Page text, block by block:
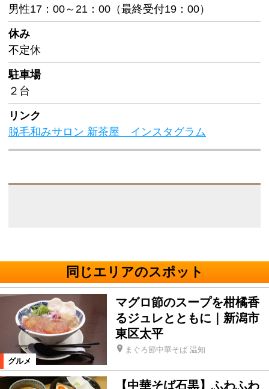
男性17：00～21：00（最終受付19：00）
休み
不定休
駐車場
２台
リンク
脱毛和みサロン 新茶屋 インスタグラム
同じエリアのスポット
グルメ
マグロ節のスープを柑橘香
るジュレとともに｜新潟市
東区太平
まぐろ節中華そば 温知
【中華そば石黒】ふわふわ